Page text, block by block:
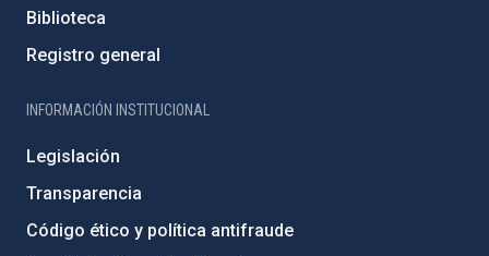
Biblioteca
Registro general
INFORMACIÓN INSTITUCIONAL
Legislación
Transparencia
Código ético y política antifraude